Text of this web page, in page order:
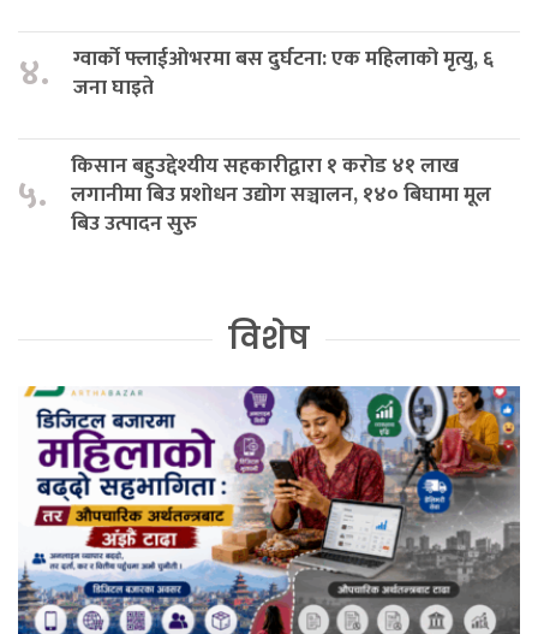
४.
ग्वार्को फ्लाईओभरमा बस दुर्घटना: एक महिलाको मृत्यु, ६
जना घाइते
५.
किसान बहुउद्देश्यीय सहकारीद्वारा १ करोड ४१ लाख
लगानीमा बिउ प्रशोधन उद्योग सञ्चालन, १४० बिघामा मूल
बिउ उत्पादन सुरु
विशेष